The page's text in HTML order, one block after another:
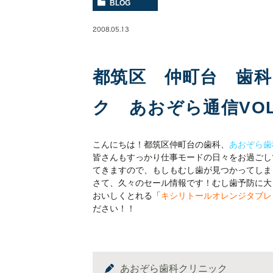
BLOG
2008.05.13
都筑区 仲町台 歯
ク あおぞら通信
こんにちは！都筑区仲町台の歯科、 あおぞら
皆さんもすっかり仕事モードの日々をお過ご
てきますので、もしもむし歯が見つかってし
さて、久々のセール情報です！むし歯予防に
おいしくとれる「キシリトールオレンジタブ
ださい！！
あおぞら歯科クリニック